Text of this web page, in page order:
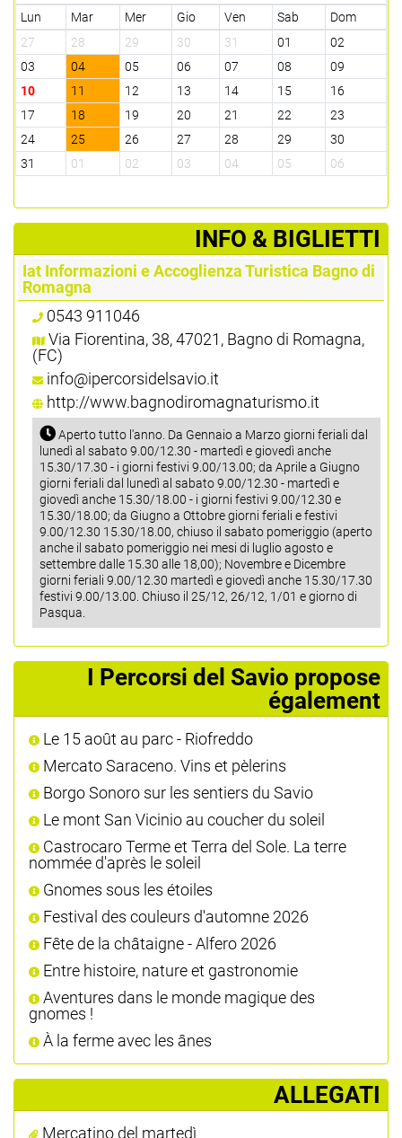
Lun
Mar Mer Gio Ven Sab
Dom
27
28 29 30 31 01
02
03
04 05 06 07 08
09
10
11 12 13 14 15
16
17
18 19 20 21 22
23
24
25 26 27 28 29
30
31
01 02 03 04 05 06
­INFO & BIGLIETTI
Iat Informazioni e Accoglienza Turistica Bagno di
Romagna
0543 911046
Via Fiorentina, 38, 47021, Bagno di Romagna,
(FC)
info@ipercorsidelsavio.it
http://www.bagnodiromagnaturismo.it
Aperto tutto l'anno. Da Gennaio a Marzo giorni feriali dal
lunedì al sabato 9.00/12.30 - martedì e giovedì anche
15.30/17.30 - i giorni festivi 9.00/13.00; da Aprile a Giugno
giorni feriali dal lunedì al sabato 9.00/12.30 - martedì e
giovedì anche 15.30/18.00 - i giorni festivi 9.00/12.30 e
15.30/18.00; da Giugno a Ottobre giorni feriali e festivi
9.00/12.30 15.30/18.00, chiuso il sabato pomeriggio (aperto
anche il sabato pomeriggio nei mesi di luglio agosto e
settembre dalle 15.30 alle 18,00); Novembre e Dicembre
giorni feriali 9.00/12.30 martedì e giovedì anche 15.30/17.30
festivi 9.00/13.00. Chiuso il 25/12, 26/12, 1/01 e giorno di
Pasqua.
I Percorsi del Savio propose
également
Le 15 août au parc - Riofreddo
Mercato Saraceno. Vins et pèlerins
Borgo Sonoro sur les sentiers du Savio
Le mont San Vicinio au coucher du soleil
Castrocaro Terme et Terra del Sole. La terre
nommée d'après le soleil
Gnomes sous les étoiles
Festival des couleurs d'automne 2026
Fête de la châtaigne - Alfero 2026
Entre histoire, nature et gastronomie
Aventures dans le monde magique des
gnomes !
À la ferme avec les ânes
ALLEGATI
Mercatino del martedì